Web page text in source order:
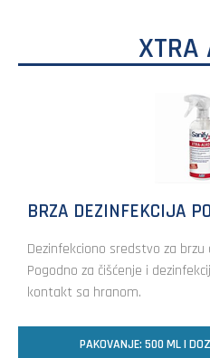
XTRA
BRZA DEZINFEKCIJA
Dezinfekciono sredstvo za
Pogodno za čišćenje i
kontakt sa hranom.
PAKOVANJE: 500 ML |